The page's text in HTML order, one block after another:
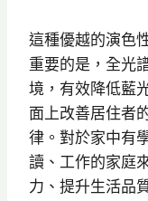
這種優越的演色
重要的是，全光
境，有效降低藍
面上改善居住者
律。對於家中有
讀、工作的家庭
力、提升生活品